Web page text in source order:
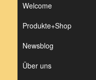
Welcome
Produkte+Shop
Newsblog
Über uns